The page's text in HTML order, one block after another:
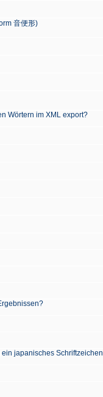
音便形)
Wörtern im XML export?
japanisches Schriftzeichen